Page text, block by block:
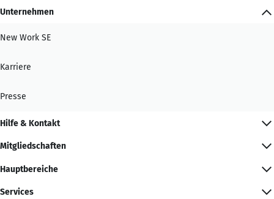
Unternehmen
New Work SE
Karriere
Presse
Hilfe & Kontakt
Mitgliedschaften
Hauptbereiche
Services